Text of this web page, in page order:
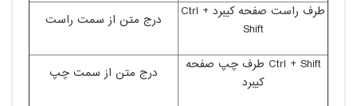
طرف راست صفحه کیبرد Ctrl +
Shift
درج متن از سمت راست
Ctrl + Shift طرف چپ صفحه
کیبرد
درج متن از سمت چپ